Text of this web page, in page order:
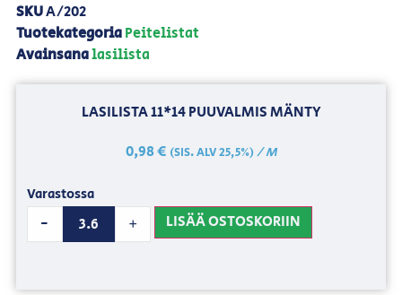
SKUA/202
TuotekategoriaPeitelistat
Avainsanalasilista
LASILISTA 11*14 PUUVALMIS MÄNTY
0,98€ (SIS. ALV 25,5%)/ M
Varastossa
- + LISÄÄ OSTOSKORIIN